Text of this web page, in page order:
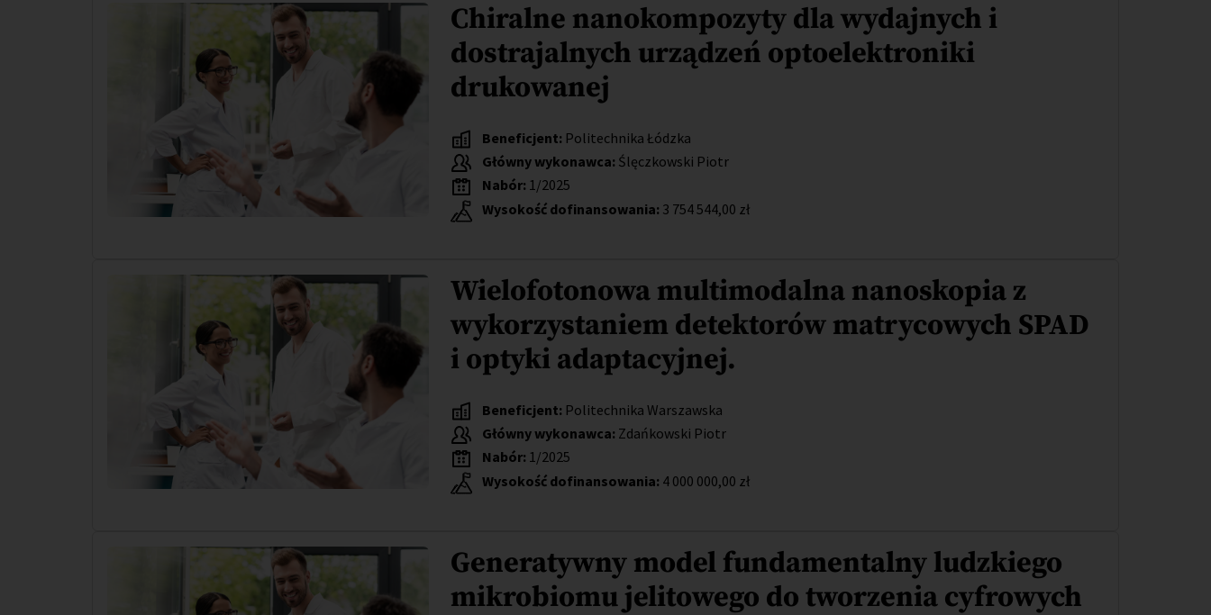
Chiralne nanokompozyty dla wydajnych i
dostrajalnych urządzeń optoelektroniki
drukowanej
Beneficjent: Politechnika Łódzka
Główny wykonawca: Ślęczkowski Piotr
Nabór: 1/2025
Wysokość dofinansowania: 3 754 544,00 zł
Wielofotonowa multimodalna nanoskopia z
wykorzystaniem detektorów matrycowych SPAD
i optyki adaptacyjnej.
Beneficjent: Politechnika Warszawska
Główny wykonawca: Zdańkowski Piotr
Nabór: 1/2025
Wysokość dofinansowania: 4 000 000,00 zł
Generatywny model fundamentalny ludzkiego
mikrobiomu jelitowego do tworzenia cyfrowych